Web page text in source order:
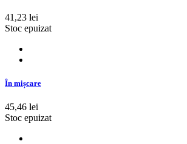
41,23 lei
Stoc epuizat
În mișcare
45,46 lei
Stoc epuizat